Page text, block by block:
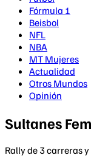
Fórmula 1
Beisbol
NFL
NBA
MT Mujeres
Actualidad
Otros Mundos
Opinión
Sultanes
Rally de 3 carreras